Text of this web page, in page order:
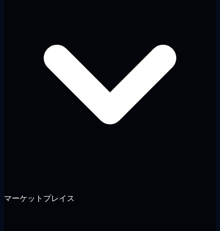
マーケットプレイス